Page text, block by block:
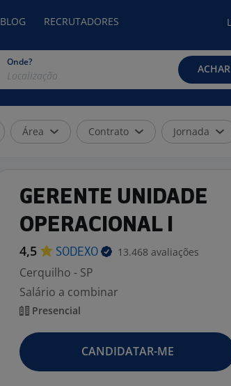
BLOG RECRUTADORES
Onde?
Área Contrato Jornada
GERENTE UNIDADE
OPERACIONAL I
4,5 SODEXO 13.468 avaliações
Cerquilho - SP
Salário a combinar
Presencial
CANDIDATAR-ME